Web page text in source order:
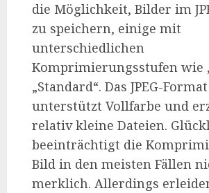
die Möglichkeit, Bilder im
zu speichern, einige mit
unterschiedlichen
Komprimierungsstufen wie
„Standard“. Das JPEG-Format
unterstützt Vollfarbe und
relativ kleine Dateien.
beeinträchtigt die
Bild in den meisten Fällen
merklich. Allerdings erleiden